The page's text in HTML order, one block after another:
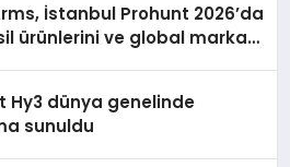
İstanbul Prohunt 2026’da
ürünlerini ve global marka
Hy3 dünya genelinde
sunuldu